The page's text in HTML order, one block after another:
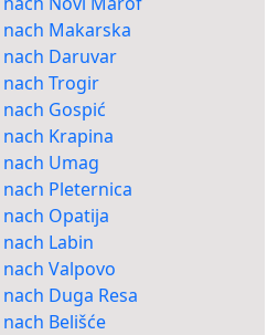
Makarska
Daruvar
Trogir
Gospić
Krapina
Umag
Pleternica
Opatija
Labin
Valpovo
Duga Resa
Belišće